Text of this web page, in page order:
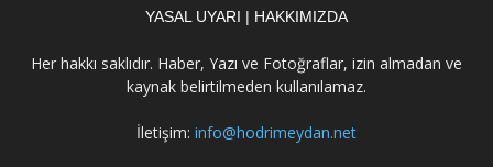
YASAL UYARI | HAKKIMIZDA
Her hakkı saklıdır. Haber, Yazı ve Fotoğraflar, izin almadan ve
kaynak belirtilmeden kullanılamaz.
İletişim: info@hodrimeydan.net